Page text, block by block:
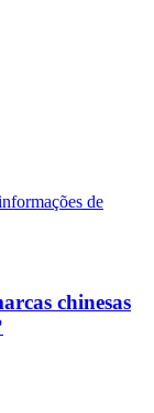
de
chinesas